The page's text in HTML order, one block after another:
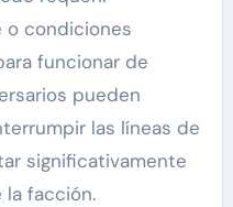
condiciones
funcionar de
pueden
las líneas de
significativamente
la facción.